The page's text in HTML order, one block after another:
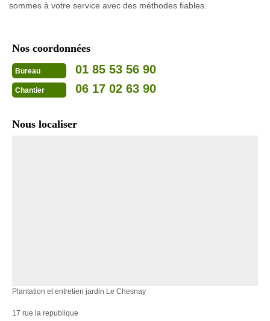
sommes à votre service avec des méthodes fiables.
Nos coordonnées
Bureau 01 85 53 56 90
Chantier 06 17 02 63 90
Nous localiser
Plantation et entretien jardin Le Chesnay
17 rue la republique